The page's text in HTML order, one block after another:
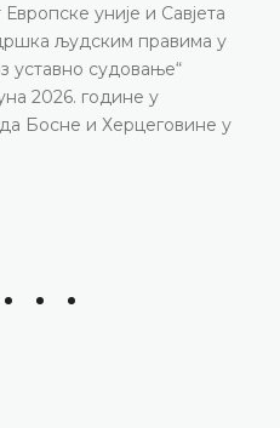
уније и Савјета
људским правима у
уставно судовање“
2026. године у
Босне и Херцеговине у